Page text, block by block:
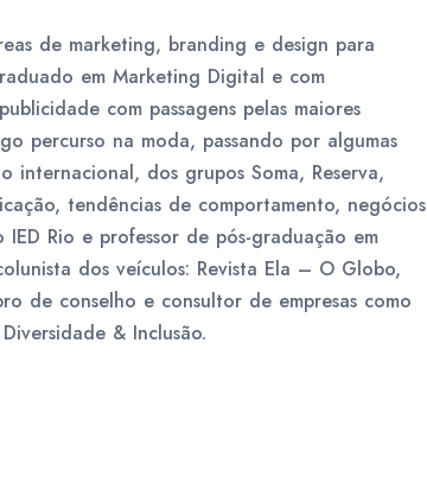
de marketing, branding e design para
em Marketing Digital e com
com passagens pelas maiores
percurso na moda, passando por algumas
internacional, dos grupos Soma, Reserva,
tendências de comportamento, negócios
Rio e professor de pós-graduação em
dos veículos: Revista Ela – O Globo,
de conselho e consultor de empresas como
& Inclusão.